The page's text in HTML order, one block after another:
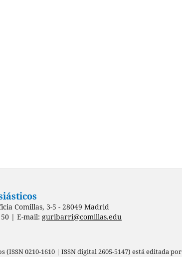
Comillas, 3-5 - 28049 Madrid
| E-mail: guribarri@comillas.edu
(ISSN 0210-1610 | ISSN digital 2605-5147) está editada por